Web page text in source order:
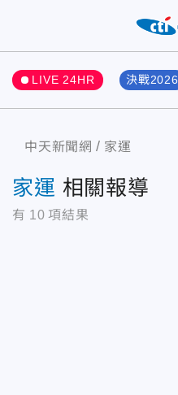
LIVE 24HR 決戰2026
中天新聞網 家運
家運 相關報導
有 10 項結果